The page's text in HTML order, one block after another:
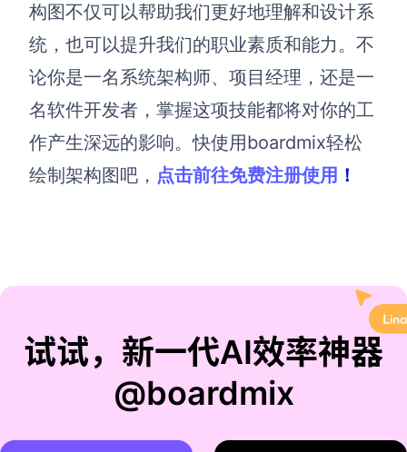
构图不仅可以帮助我们更好地理解和设计系
统，也可以提升我们的职业素质和能力。不
论你是一名系统架构师、项目经理，还是一
名软件开发者，掌握这项技能都将对你的工
作产生深远的影响。快使用boardmix轻松
绘制架构图吧， 点击前往免费注册使用 ！
试试，新一代AI效率神器
@boardmix